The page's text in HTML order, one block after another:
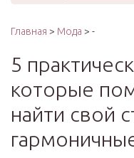
Главная > Мода > -
5
которые
найти свой